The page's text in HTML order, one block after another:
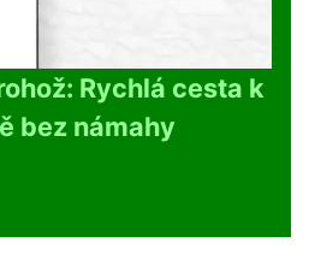
Rychlá cesta k
bez námahy